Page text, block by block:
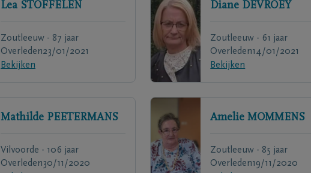
Lea STOFFELEN
Zoutleeuw - 87 jaar
Overleden23/01/2021
Bekijken
Diane DEVROEY
Zoutleeuw - 61 jaar
Overleden14/01/2021
Bekijken
Mathilde PEETERMANS
Vilvoorde - 106 jaar
Overleden30/11/2020
Amelie MOMMENS
Zoutleeuw - 85 jaar
Overleden19/11/2020